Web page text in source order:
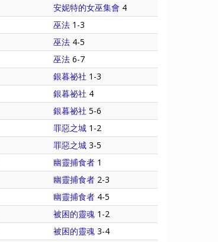
安妮特的女巫集會 4
巫法 1-3
巫法 4-5
巫法 6-7
銀暮祕社 1-3
銀暮祕社 4
銀暮祕社 5-6
罪惡之城 1-2
罪惡之城 3-5
幽靈捕食者 1
幽靈捕食者 2-3
幽靈捕食者 4-5
被困的靈魂 1-2
被困的靈魂 3-4